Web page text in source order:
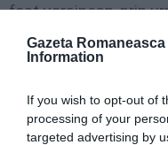
Gazeta Romaneasca
Information
If you wish to opt-out of
processing of your
targeted advertising by
fost ucrainean, prin
noii statalităţi
domină limba şi
naţionalismul ieftin